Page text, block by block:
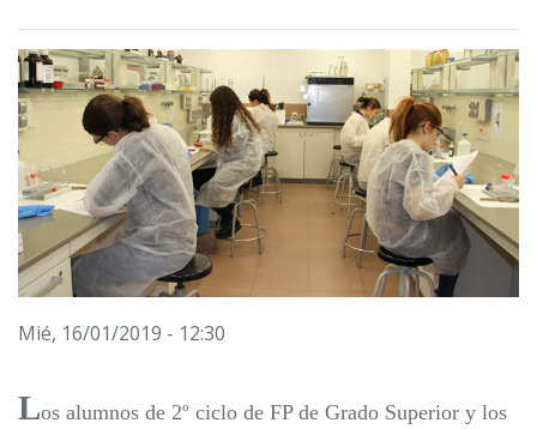
Mié, 16/01/2019 - 12:30
Los alumnos de 2º ciclo de FP de Grado Superior y los